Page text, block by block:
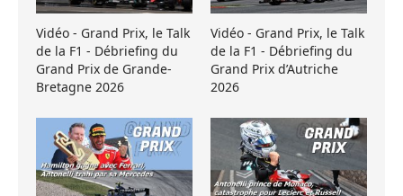
Vidéo - Grand Prix, le Talk
de la F1 - Débriefing du
Grand Prix de Grande-
Bretagne 2026
Vidéo - Grand Prix, le Talk
de la F1 - Débriefing du
Grand Prix d’Autriche
2026